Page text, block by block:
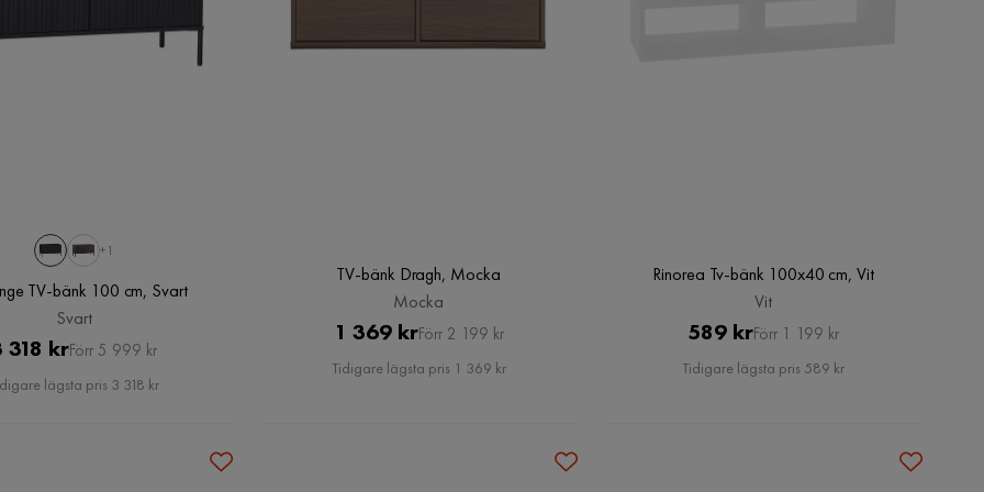
+1
TV-bänk 100 cm, Svart
Svart
Pris
318 krOriginal
Pris
Förr 5 999 kr
lägsta pris 3 318 kr
TV-bänk Dragh, Mocka
Mocka
Pris
1 369 krOriginal
Pris
Förr 2 199 kr
Tidigare lägsta pris 1 369 kr
Rinorea Tv-bänk 100x40 cm, Vit
Vit
Pris
589 kr Original
Pris
Förr 1 199 kr
Tidigare lägsta pris 589 kr